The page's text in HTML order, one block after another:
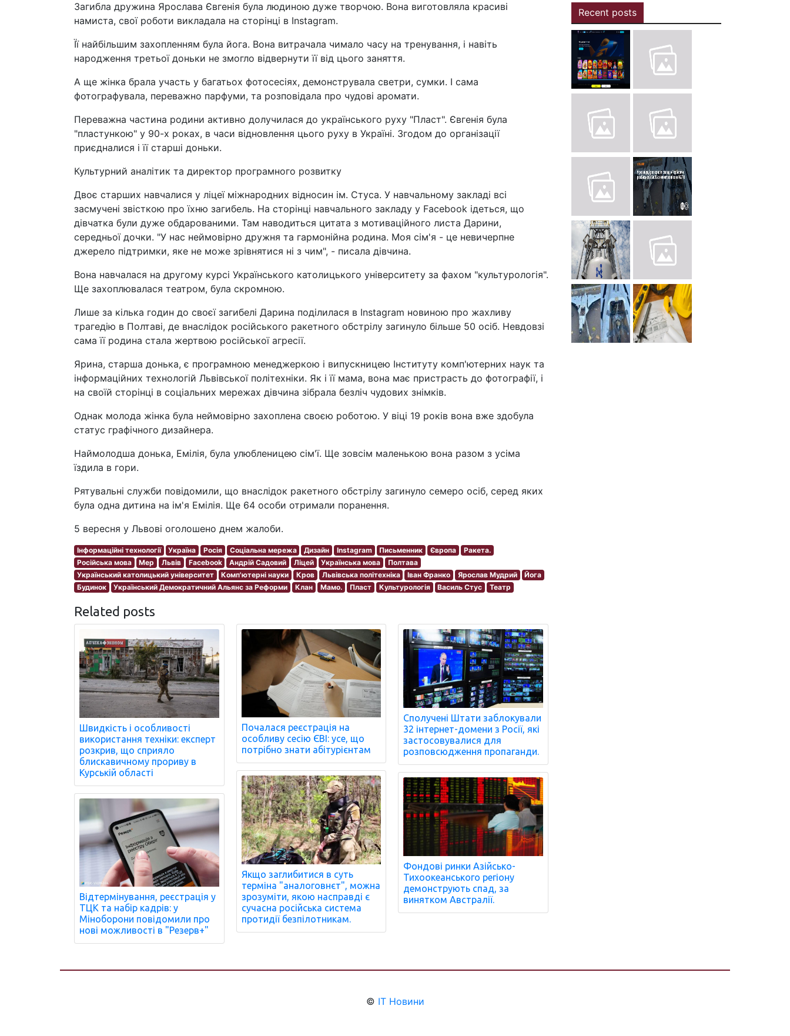
Загибла дружина Ярослава Євгенія була людиною дуже творчою. Вона виготовляла красиві
намиста, свої роботи викладала на сторінці в Instagram.
Її найбільшим захопленням була йога. Вона витрачала чимало часу на тренування, і навіть
народження третьої доньки не змогло відвернути її від цього заняття.
А ще жінка брала участь у багатьох фотосесіях, демонструвала светри, сумки. І сама
фотографувала, переважно парфуми, та розповідала про чудові аромати.
Переважна частина родини активно долучилася до українського руху "Пласт". Євгенія була
"пластункою" у 90-х роках, в часи відновлення цього руху в Україні. Згодом до організації
приєдналися і її старші доньки.
Культурний аналітик та директор програмного розвитку
Двоє старших навчалися у ліцеї міжнародних відносин ім. Стуса. У навчальному закладі всі
засмучені звісткою про їхню загибель. На сторінці навчального закладу у Facebook ідеться, що
дівчатка були дуже обдарованими. Там наводиться цитата з мотиваційного листа Дарини,
середньої дочки. "У нас неймовірно дружня та гармонійна родина. Моя сім'я - це невичерпне
джерело підтримки, яке не може зрівнятися ні з чим", - писала дівчина.
Вона навчалася на другому курсі Українського католицького університету за фахом "культурологія".
Ще захоплювалася театром, була скромною.
Лише за кілька годин до своєї загибелі Дарина поділилася в Instagram новиною про жахливу
трагедію в Полтаві, де внаслідок російського ракетного обстрілу загинуло більше 50 осіб. Невдовзі
сама її родина стала жертвою російської агресії.
Ярина, старша донька, є програмною менеджеркою і випускницею Інституту комп'ютерних наук та
інформаційних технологій Львівської політехніки. Як і її мама, вона має пристрасть до фотографії, і
на своїй сторінці в соціальних мережах дівчина зібрала безліч чудових знімків.
Однак молода жінка була неймовірно захоплена своєю роботою. У віці 19 років вона вже здобула
статус графічного дизайнера.
Наймолодша донька, Емілія, була улюбленицею сім'ї. Ще зовсім маленькою вона разом з усіма
їздила в гори.
Рятувальні служби повідомили, що внаслідок ракетного обстрілу загинуло семеро осіб, серед яких
була одна дитина на ім'я Емілія. Ще 64 особи отримали поранення.
5 вересня у Львові оголошено днем жалоби.
Інформаційні технології Україна Росія Соціальна мережа Дизайн Instagram Письменник Європа
Ракета.
Російська мова
Мер Львів Facebook Андрій Садовий Ліцей Українська мова
Полтава
Український католицький університет
Комп'ютерні науки Кров Львівська політехніка Іван Франко Ярослав Мудрий
Йога
Будинок
Український Демократичний Альянс за Реформи Клан Мамо. Пласт Культурологія Василь Стус Театр
Related posts
Швидкість і особливості
використання техніки: експерт
розкрив, що сприяло
блискавичному прориву в
Курській області
Відтермінування, реєстрація у
ТЦК та набір кадрів: у
Міноборони повідомили про
нові можливості в "Резерв+"
Почалася реєстрація на
особливу сесію ЄВІ: усе, що
потрібно знати абітурієнтам
Якщо заглибитися в суть
терміна "аналоговнєт", можна
зрозуміти, якою насправді є
сучасна російська система
протидії безпілотникам.
Сполучені Штати заблокували
32 інтернет-домени з Росії, які
застосовувалися для
розповсюдження пропаганди.
Фондові ринки Азійсько-
Тихоокеанського регіону
демонструють спад, за
винятком Австралії.
Recent posts
© IT Новини